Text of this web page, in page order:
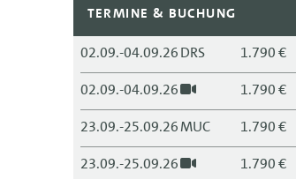
TERMINE & BUCHUNG
02.09.-04.09.26DRS
1.790 €
02.09.-04.09.26
1.790 €
23.09.-25.09.26MUC
1.790 €
23.09.-25.09.26
1.790 €